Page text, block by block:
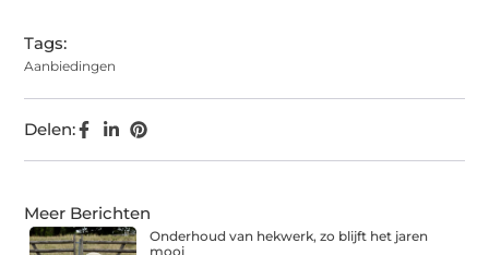
Tags:
Aanbiedingen
Delen:
Meer Berichten
Onderhoud van hekwerk, zo blijft het jaren
mooi